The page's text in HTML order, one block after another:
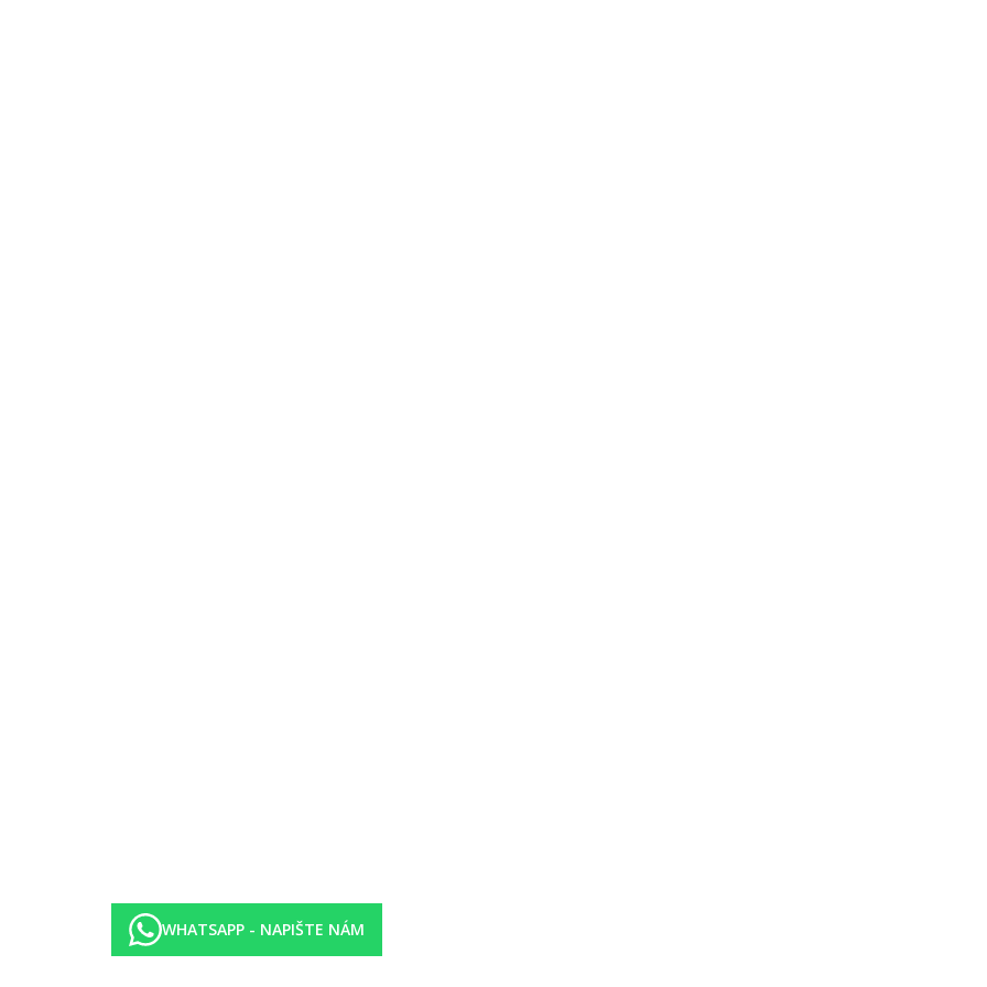
(nabízejících kuchyně jako italskou, thajskou, libanonskou, francouzskou a mezinárodní) a bar. K relaxaci slouží střešní venkovní bazén
párou, masážemi, fitness centrum 24 h. v hotelu je také parkoviště.
TV, Wi-Fi, vlastní koupelna (vana či sprcha) a výhled do města nebo na Nil.
na Nil, rozsáhlou obývací částí, moderním zázemím, vybavenou koupelnou (vana + sprcha), balkon nebo terasa.
Nil, navštívit hotelové spa se saunou, párou a masážemi. K dispozici je fitness centrum, otevřené nonstop. Hotel podporuje i výlety podél
jsou památky – Muzeum, bazary, operní dům, stará čtvrť – snadno dostupné, což z hotelu činí výhodnou výchozí pozici pro objevování
a bar pro večerní posezení. Restaurace “Night & Day” servíruje bufetové snídaně a další jídla během dne. Restaurace Pane
Večeře a obědy lze čerpat z nabídky à la carte v jednotlivých restauracích.
WHATSAPP - NAPIŠTE NÁM